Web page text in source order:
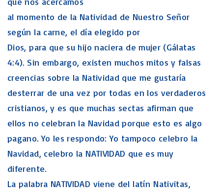
al momento de la Natividad de Nuestro Señor
según la carne, el día elegido por
Dios, para que su hijo naciera de mujer (Gálatas
4:4). Sin embargo, existen muchos mitos y falsas
creencias sobre la Natividad que me gustaría
desterrar de una vez por todas en los verdaderos
cristianos, y es que muchas sectas afirman que
ellos no celebran la Navidad porque esto es algo
pagano. Yo les respondo: Yo tampoco celebro la
Navidad, celebro la NATIVIDAD que es muy
diferente.
La palabra NATIVIDAD viene del latín Nativitas,